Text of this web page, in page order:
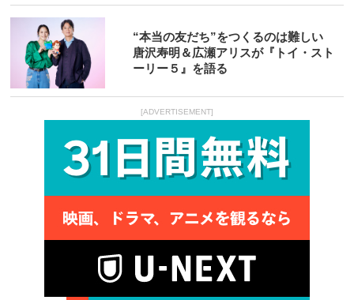
“本当の友だち”をつくるのは難しい
唐沢寿明＆広瀬アリスが『トイ・スト
ーリー５』を語る
[ADVERTISEMENT]